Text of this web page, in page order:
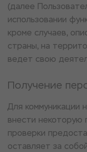
(далее
использовании
кроме случаев,
страны, на
ведет свою
Получение
Для коммуникации
внести некоторую
проверки
оставляет за